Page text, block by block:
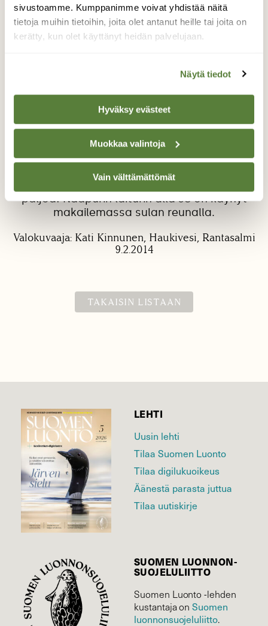
sivustoamme. Kumppanimme voivat yhdistää näitä
tietoja muihin tietoihin, joita olet antanut heille tai joita on
kerätty, kun olet käyttänyt heidän palvelujaan.
Näytä tiedot
Hyväksy evästeet
Muokkaa valintoja
Vain välttämättömät
Etsikö norppa kinosta?
Perjantaina oli luultavasti norppa vieraillut
mökkirannassa ja pyrkinyt läpi avannon
styroksikannesta. Ehkä se oli toivonut
löytävänsä pesäkinoksen tai hengitysaukon?
Toivottavasti se ei niellyt tuota styroksia
paljoa! Naapurin laiturin alla se on käynyt
makailemassa sulan reunalla.
Valokuvaaja: Kati Kinnunen, Haukivesi, Rantasalmi
9.2.2014
TAKAISIN LISTAAN
LEHTI
Uusin lehti
Tilaa Suomen Luonto
Tilaa digilukuoikeus
Äänestä parasta juttua
Tilaa uutiskirje
SUOMEN LUONNON­
SUOJELU­LIITTO
Suomen Luonto -lehden
kustantaja onSuomen
luonnonsuojelu­liitto.